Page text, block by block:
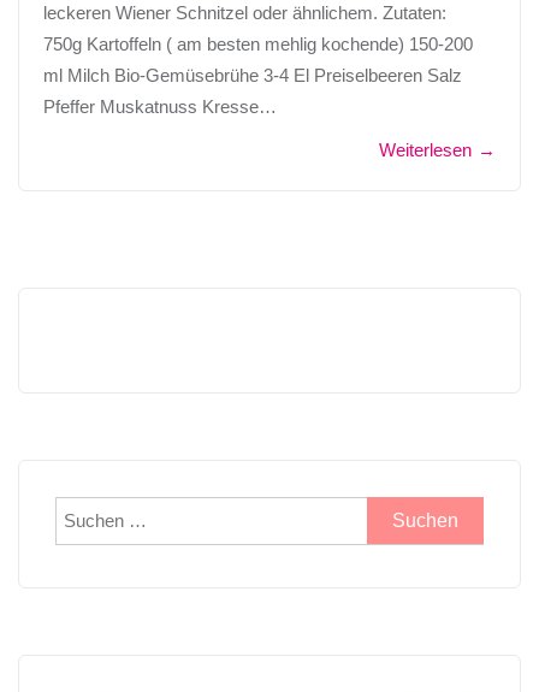
leckeren Wiener Schnitzel oder ähnlichem. Zutaten:
750g Kartoffeln ( am besten mehlig kochende) 150-200
ml Milch Bio-Gemüsebrühe 3-4 El Preiselbeeren Salz
Pfeffer Muskatnuss Kresse…
Weiterlesen →
Suchen
nach: